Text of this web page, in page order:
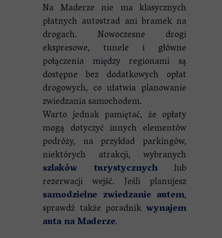
Na Maderze nie ma klasycznych
płatnych autostrad ani bramek na
drogach. Nowoczesne drogi
ekspresowe, tunele i główne
połączenia między regionami są
dostępne bez dodatkowych opłat
drogowych, co ułatwia planowanie
zwiedzania samochodem.
Warto jednak pamiętać, że opłaty
mogą dotyczyć innych elementów
podróży, na przykład parkingów,
niektórych atrakcji, wybranych
szlaków turystycznychlub
rezerwacji wejść. Jeśli planujesz
samodzielne zwiedzanie autem,
sprawdź także poradnik wynajem
auta na Maderze.